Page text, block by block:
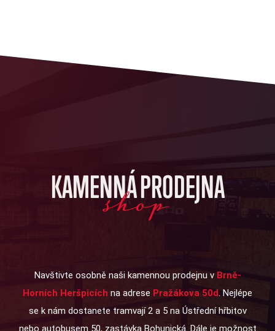
KAMENNÁ PRODEJNA
shop
Navštivte osobně naši kamennou prodejnu v Brně-
Horních Heršpicích na adrese Pražákova 50d. Nejlépe
se k nám dostanete tramvají 2 a 5 na Ústřední hřbitov
nebo autobusem 50, zastávka Bohunická. Dále je možnost